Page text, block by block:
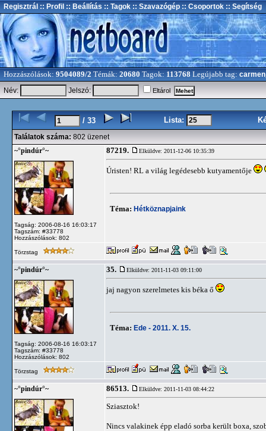
Regisztrál :: Profil :: Beállítás :: Tagok :: Szavazógép :: Csoportok :: Segítség
Hozzászólások: 9504089/2 Témák: 20680 Tagok: 113768 Legújabb tag:
Név:
Jelszó: Eltárol
/ 33 Lista:
Találatok száma: 802 üzenet
~°pindúr°~
Tagság: 2006-08-16 16:03:17
Tagszám: #33778
Hozzászólások: 802
87219. Elküldve: 2011-12-06 10:35:39
Úristen! RL a világ legédesebb kutyamentője
Téma: Hétköznapjaink
Törzstag
~°pindúr°~
Tagság: 2006-08-16 16:03:17
Tagszám: #33778
Hozzászólások: 802
35. Elküldve: 2011-11-03 09:11:00
jaj nagyon szerelmetes kis béka ő
Téma: Ede - 2011. X. 15.
Törzstag
~°pindúr°~ 86513. Elküldve: 2011-11-03 08:44:22
Sziasztok!
Nincs valakinek épp eladó sorba került boxa,